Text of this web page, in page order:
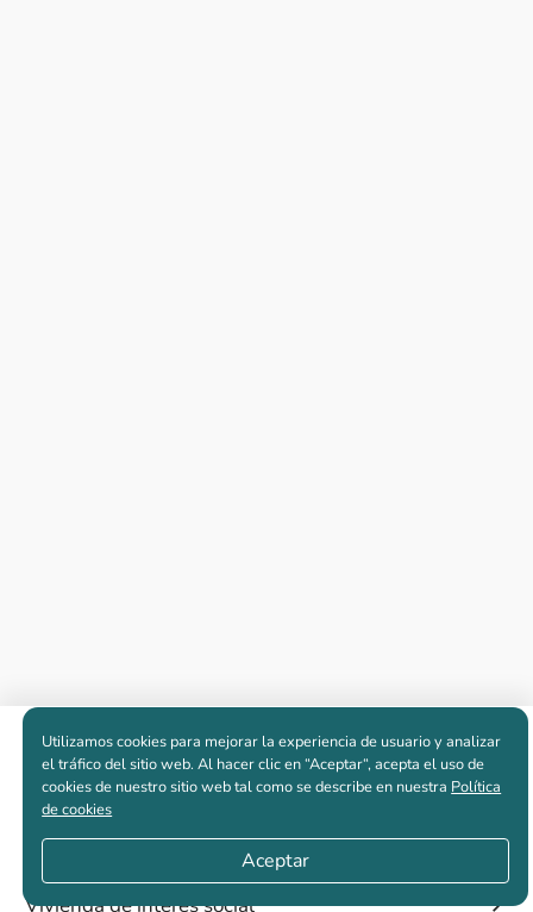
Apartamentos nuevos
Casas nuevas en venta
Vivienda de interés social
Utilizamos cookies para mejorar la experiencia de usuario y analizar
el tráfico del sitio web. Al hacer clic en “Aceptar“, acepta el uso de
cookies de nuestro sitio web tal como se describe en nuestra Política
de cookies
Aceptar